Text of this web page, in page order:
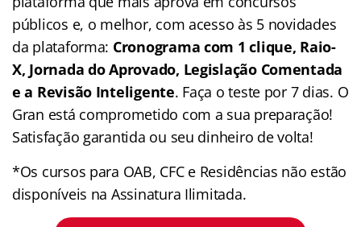
públicos e, o melhor, com acesso às 5 novidades
da plataforma: Cronograma com 1 clique, Raio-
X, Jornada do Aprovado, Legislação Comentada
e a Revisão Inteligente. Faça o teste por 7 dias. O
Gran está comprometido com a sua preparação!
Satisfação garantida ou seu dinheiro de volta!
*Os cursos para OAB, CFC e Residências não estão
disponíveis na Assinatura Ilimitada.